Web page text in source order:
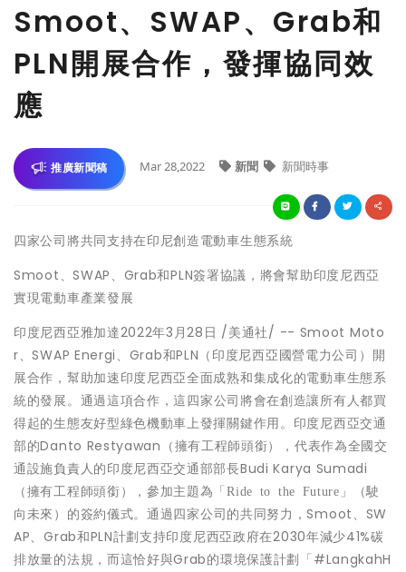
Smoot、SWAP、Grab和
PLN開展合作，發揮協同效
應
推廣新聞稿 Mar 28,2022 新聞 新聞時事
四家公司將共同支持在印尼創造電動車生態系統
Smoot、SWAP、Grab和PLN簽署協議，將會幫助印度尼西亞
實現電動車產業發展
印度尼西亞雅加達2022年3月28日 /美通社/ -- Smoot Moto
r、SWAP Energi、Grab和PLN（印度尼西亞國營電力公司）開
展合作，幫助加速印度尼西亞全面成熟和集成化的電動車生態系
統的發展。通過這項合作，這四家公司將會在創造讓所有人都買
得起的生態友好型綠色機動車上發揮關鍵作用。印度尼西亞交通
部的Danto Restyawan（擁有工程師頭銜），代表作為全國交
通設施負責人的印度尼西亞交通部部長Budi Karya Sumadi
（擁有工程師頭銜），參加主題為「Ride to the Future 」
（駛
向未來） 的簽約儀式。通過四家公司的共同努力，Smoot、SW
AP、Grab和PLN計劃支持印度尼西亞政府在2030年減少41%碳
排放量的法規，而這恰好與Grab的環境保護計劃「#LangkahH